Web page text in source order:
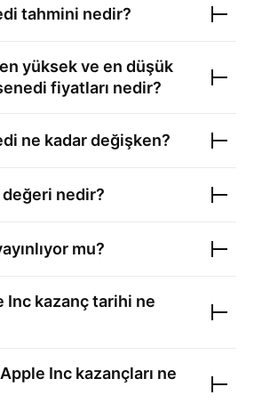
tahmini nedir?
yüksek ve en düşük
fiyatları nedir?
ne kadar değişken?
değeri nedir?
mu?
Inc kazanç tarihi ne
Apple Inc kazançları ne